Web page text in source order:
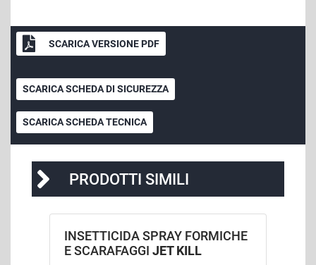
SCARICA VERSIONE PDF
SCARICA SCHEDA DI SICUREZZA
SCARICA SCHEDA TECNICA
PRODOTTI SIMILI
INSETTICIDA SPRAY FORMICHE
E SCARAFAGGI JET KILL